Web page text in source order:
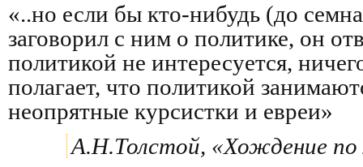
«..но если бы кто-нибудь (до
заговорил с ним о политике, он
политикой не интересуется,
полагает, что политикой
неопрятные курсистки и евреи»
А.Н.Толстой, «Хождение